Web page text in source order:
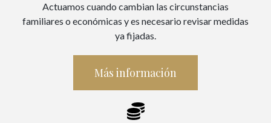
Actuamos cuando cambian las circunstancias
familiares o económicas y es necesario revisar medidas
ya fijadas.
Más información